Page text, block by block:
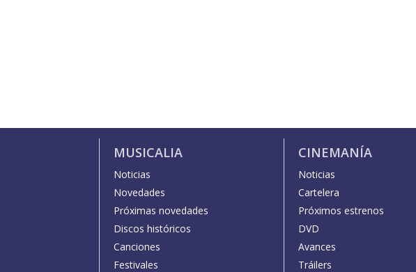
MUSICALIA
Noticias
Novedades
Próximas novedades
Discos históricos
Canciones
Festivales
CINEMANÍA
Noticias
Cartelera
Próximos estrenos
DVD
Avances
Tráilers